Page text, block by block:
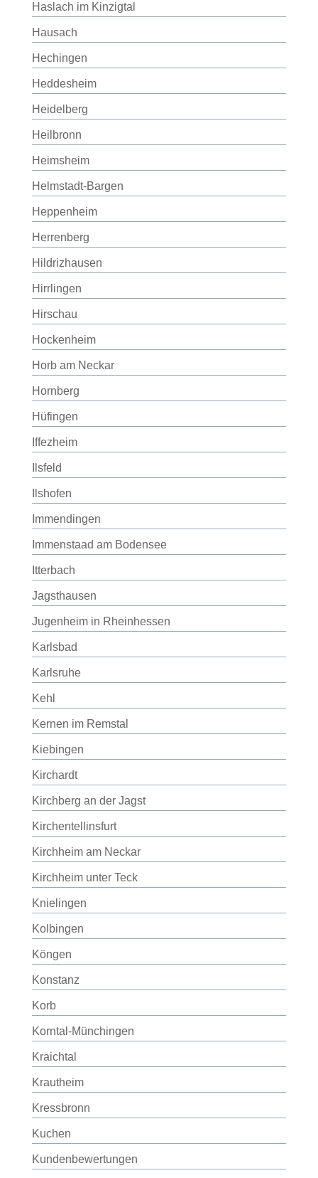
Haslach im Kinzigtal
Hausach
Hechingen
Heddesheim
Heidelberg
Heilbronn
Heimsheim
Helmstadt-Bargen
Heppenheim
Herrenberg
Hildrizhausen
Hirrlingen
Hirschau
Hockenheim
Horb am Neckar
Hornberg
Hüfingen
Iffezheim
Ilsfeld
Ilshofen
Immendingen
Immenstaad am Bodensee
Itterbach
Jagsthausen
Jugenheim in Rheinhessen
Karlsbad
Karlsruhe
Kehl
Kernen im Remstal
Kiebingen
Kirchardt
Kirchberg an der Jagst
Kirchentellinsfurt
Kirchheim am Neckar
Kirchheim unter Teck
Knielingen
Kolbingen
Köngen
Konstanz
Korb
Korntal-Münchingen
Kraichtal
Krautheim
Kressbronn
Kuchen
Kundenbewertungen